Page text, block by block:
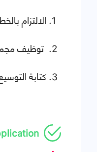
الالتزام
توظيف
كتابة